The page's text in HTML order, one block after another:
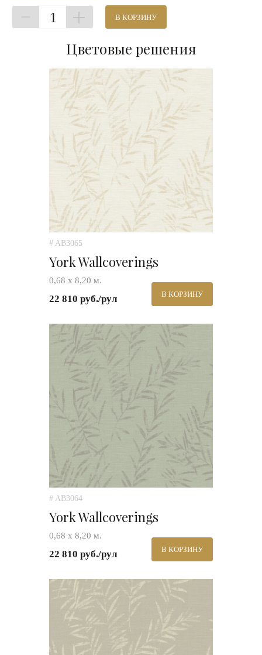
1 В КОРЗИНУ
Цветовые решения
# AB3065
York Wallcoverings
0,68 х 8,20 м.
22 810 руб./рул В КОРЗИНУ
# AB3064
York Wallcoverings
0,68 х 8,20 м.
22 810 руб./рул В КОРЗИНУ